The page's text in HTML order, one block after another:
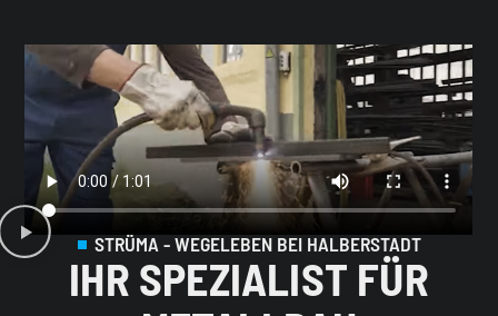
STRÜMA - WEGELEBEN BEI HALBERSTADT
IHR SPEZIALIST FÜR